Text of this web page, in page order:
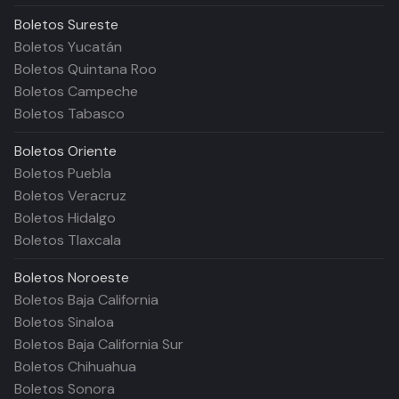
Boletos Sureste
Boletos Yucatán
Boletos Quintana Roo
Boletos Campeche
Boletos Tabasco
Boletos Oriente
Boletos Puebla
Boletos Veracruz
Boletos Hidalgo
Boletos Tlaxcala
Boletos Noroeste
Boletos Baja California
Boletos Sinaloa
Boletos Baja California Sur
Boletos Chihuahua
Boletos Sonora